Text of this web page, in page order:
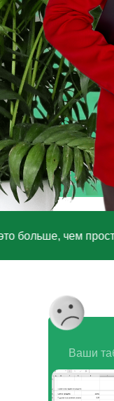
это больше, чем
Ваши